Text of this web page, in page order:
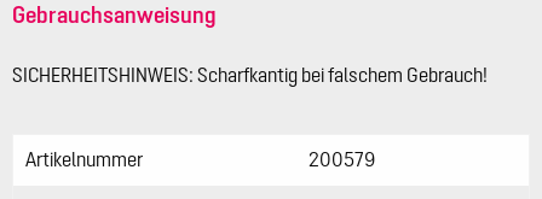
Gebrauchsanweisung
SICHERHEITSHINWEIS: Scharfkantig bei falschem Gebrauch!
Artikelnummer 200579